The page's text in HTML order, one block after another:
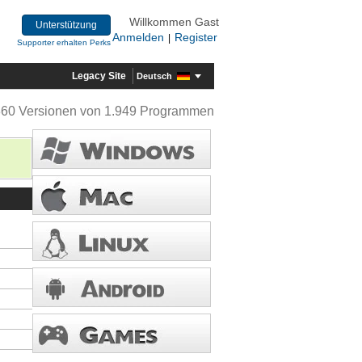
Unterstützung
Supporter erhalten Perks
Willkommen Gast
Anmelden
Register
Legacy Site Deutsch
Versionen von 1.949 Programmen